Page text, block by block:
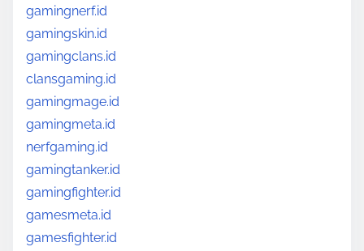
gamingnerf.id
gamingskin.id
gamingclans.id
clansgaming.id
gamingmage.id
gamingmeta.id
nerfgaming.id
gamingtanker.id
gamingfighter.id
gamesmeta.id
gamesfighter.id